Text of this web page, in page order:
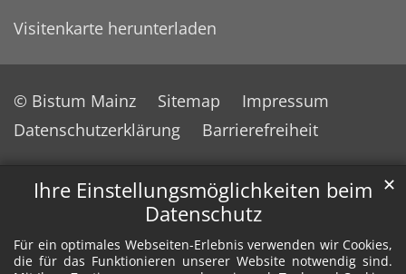
Ihre Einstellungsmöglichkeiten beim
Datenschutz
Für ein optimales Webseiten-Erlebnis verwenden wir Cookies,
die für das Funktionieren unserer Website notwendig sind.
✕
Visitenkarte herunterladen
© Bistum Mainz Sitemap
Impressum
Datenschutzerklärung
Barrierefreiheit